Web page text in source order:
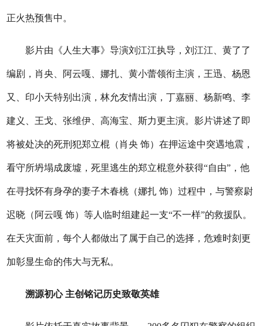
正火热预售中。
影片由《人生大事》导演刘江江执导，刘江江、黄了了
编剧，肖央、阿云嘎、娜扎、黄小蕾领衔主演，王迅、杨恩
又、印小天特别出演，林允友情出演，丁嘉丽、杨新鸣、李
建义、王戈、张维伊、高海宝、斯力更主演。影片讲述了即
将被处决的死刑犯郑立棍（肖央 饰）在押运途中突遇地震，
看守所坍塌成废墟，死里逃生的郑立棍意外获得“自由”，他
在寻找怀有身孕的妻子木春桃（娜扎 饰）过程中，与警察尉
迟晓（阿云嘎 饰）等人临时组建起一支“不一样”的救援队。
在天灾面前，每个人都做出了属于自己的选择，危难时刻更
加彰显生命的伟大与无私。
溯源初心 主创铭记历史致敬英雄